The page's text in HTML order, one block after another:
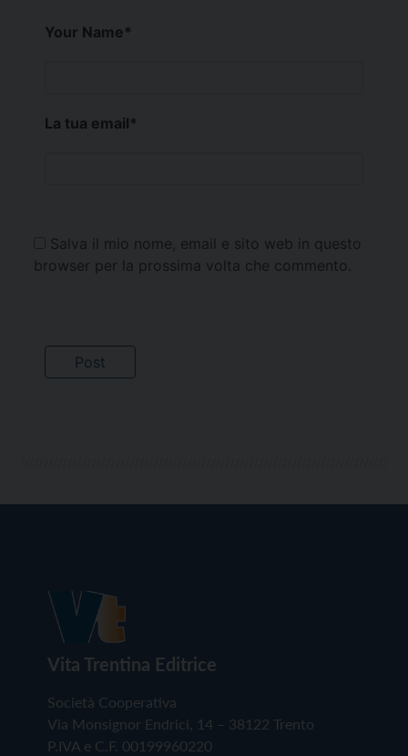
Your Name*
La tua email*
Salva il mio nome, email e sito web in questo
browser per la prossima volta che commento.
Vita Trentina Editrice
Società Cooperativa
Via Monsignor Endrici, 14 – 38122 Trento
P.IVA e C.F. 00199960220